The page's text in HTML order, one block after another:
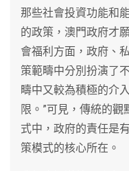
那些社會投資功能和
的政策，澳門政府才
會福利方面，政府、
策範疇中分別扮演了
疇中又較為積極的介
限。”可見，傳統的
式中，政府的責任是
策模式的核心所在。